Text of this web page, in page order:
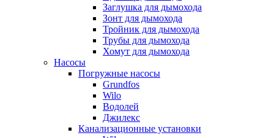
Заглушка для дымохода
Зонт для дымохода
Тройник для дымохода
Трубы для дымохода
Хомут для дымохода
Насосы
Погружные насосы
Grundfos
Wilo
Водолей
Джилекс
Канализационные установки